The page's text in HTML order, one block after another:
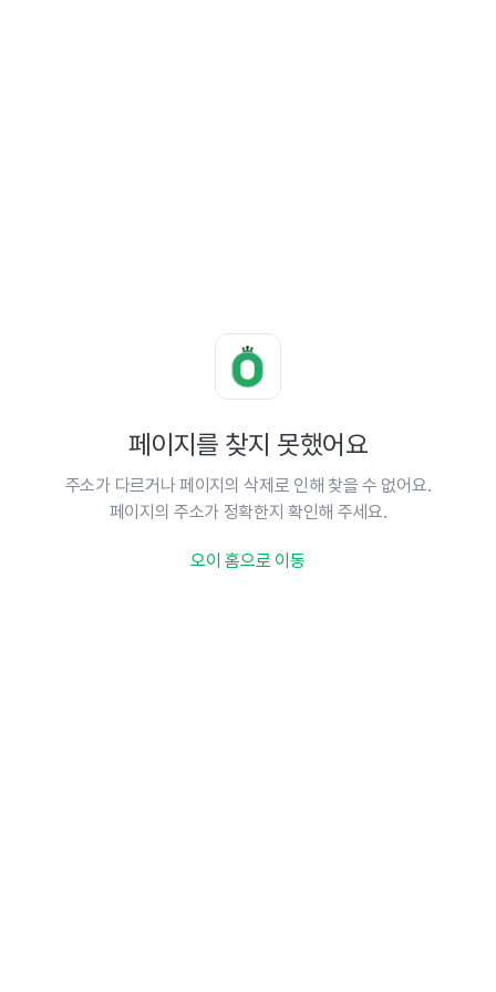
페이지를 찾지 못했어요
주소가 다르거나 페이지의 삭제로 인해 찾을 수 없어요.
페이지의 주소가 정확한지 확인해 주세요.
오이 홈으로 이동